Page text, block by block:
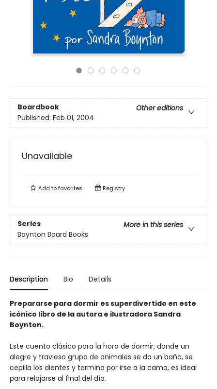
Boardbook
Other editions
Published: Feb 01, 2004
Unavailable
Add tofavorites Registry
Series
More in this series
Boynton Board Books
Description Bio Details
Prepararse para dormir es superdivertido en este
icónico libro de la autora e ilustradora Sandra
Boynton.
Este cuento clásico para la hora de dormir, donde un
alegre y travieso grupo de animales se da un baño, se
cepilla los dientes y termina por irse a la cama, es ideal
para relajarse al final del día.